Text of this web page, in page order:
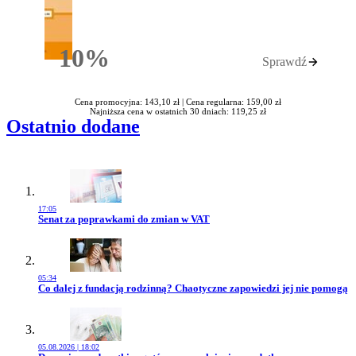
10%Rabatu Sprawdź
Cena promocyjna: 143,10 zł | Cena regularna: 159,00 zł
Najniższa cena w ostatnich 30 dniach: 119,25 zł
Ostatnio dodane
17:05
Przejdź do artykułu:
Senat za poprawkami do zmian w VAT
05:34
Przejdź do artykułu:
Co dalej z fundacją rodzinną? Chaotyczne zapowiedzi jej nie pomogą
05.08.2026 | 18:02